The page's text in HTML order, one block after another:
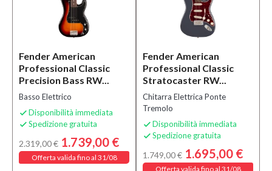
Fender American
Professional Classic
Precision Bass RW...
Basso Elettrico
 Disponibilità immediata
 Spedizione gratuita
2.319,00 € 1.739,00 €
Offerta valida fino al 31/08
Fender American
Professional Classic
Stratocaster RW...
Chitarra Elettrica Ponte
Tremolo
 Disponibilità immediata
 Spedizione gratuita
1.749,00 € 1.695,00 €
Offerta valida fino al 31/08